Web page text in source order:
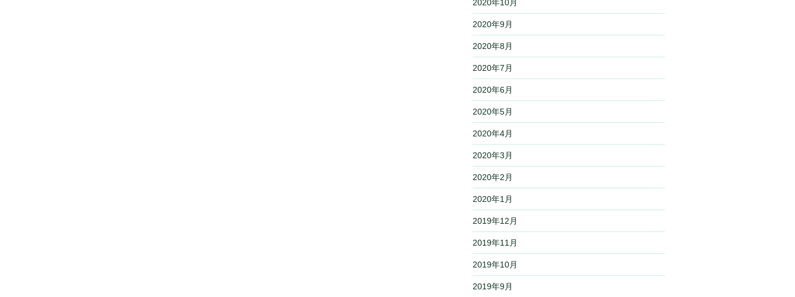
2020年10月
2020年9月
2020年8月
2020年7月
2020年6月
2020年5月
2020年4月
2020年3月
2020年2月
2020年1月
2019年12月
2019年11月
2019年10月
2019年9月